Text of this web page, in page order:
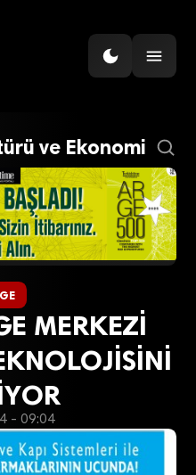
ve Ekonomi
MERKEZİ
- 09:04